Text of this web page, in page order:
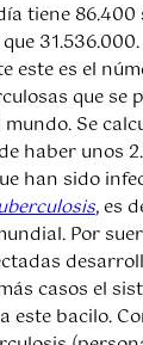
tiene 86.400
este es el
que se
Se
haber unos
han sido
, es
Por
casos el
este bacilo.